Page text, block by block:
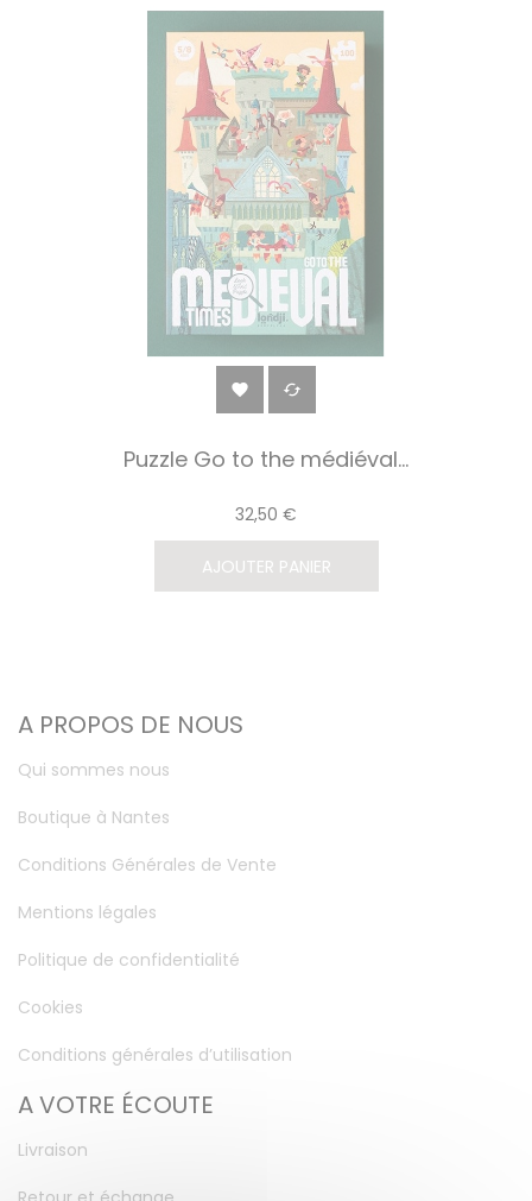
 
Puzzle Go to the médiéval...
32,50 €
AJOUTER PANIER
A PROPOS DE NOUS
Qui sommes nous
Boutique à Nantes
Conditions Générales de Vente
Mentions légales
Politique de confidentialité
Cookies
Conditions générales d’utilisation
A VOTRE ÉCOUTE
Livraison